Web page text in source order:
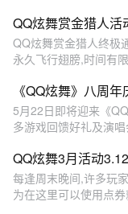
QQ炫舞赏金猎人活
QQ炫舞赏金猎人终极
永久飞行翅膀,时间有
《QQ炫舞》八周
5月22日即将迎来《
多游戏回馈好礼及演
QQ炫舞3月活动
每逢周末晚间,许多玩
为在这里可以使用点